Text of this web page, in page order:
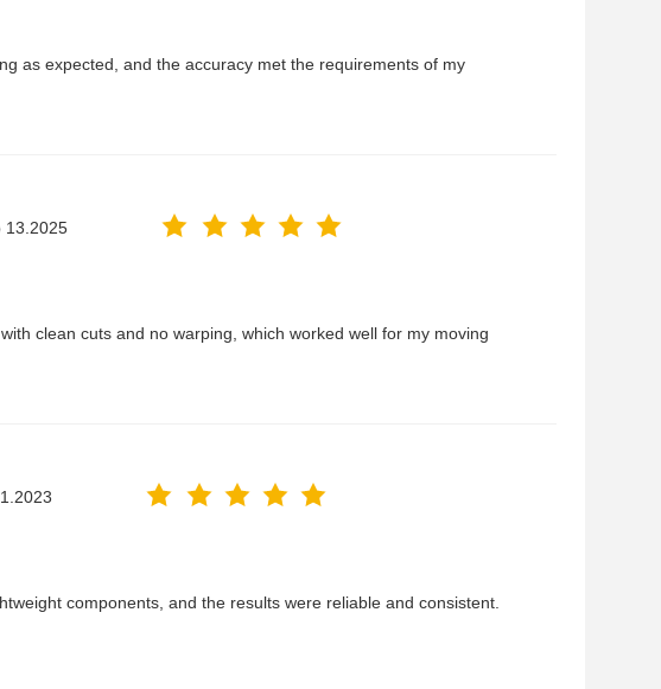
as expected, and the accuracy met the requirements of my
13.2025
clean cuts and no warping, which worked well for my moving
components, and the results were reliable and consistent.